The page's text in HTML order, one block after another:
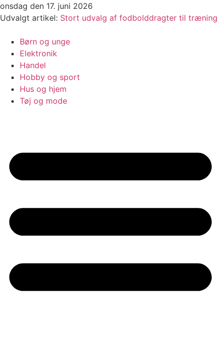
Videre
til
onsdag den 17. juni 2026
Udvalgt artikel: Stort udvalg af fodbolddragter til træning
Børn og unge
Elektronik
Handel
Hobby og sport
Hus og hjem
Tøj og mode